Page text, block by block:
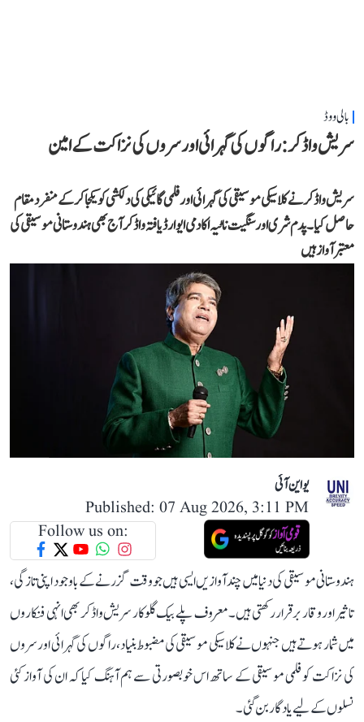
بالی ووڈ
سریش واڈکر: راگوں کی گہرائی اور سروں کی نزاکت کے امین
سریش واڈکر نے کلاسیکی موسیقی کی گہرائی اور فلمی گائیکی کی دلکشی کو یکجا کر کے منفرد مقام
حاصل کیا۔ پدم شری اور سنگیت ناٹیہ اکادمی ایوارڈ یافتہ واڈکر آج بھی ہندوستانی موسیقی کی
معتبر آواز ہیں
یو این آئی
Published: 07 Aug 2026, 3:11 PM
Follow us on:
ہندوستانی موسیقی کی دنیا میں چند آوازیں ایسی ہیں جو وقت گزرنے کے باوجود اپنی تازگی،
تاثیر اور وقار برقرار رکھتی ہیں۔ معروف پلے بیک گلوکار سریش واڈکر بھی انہی فنکاروں
میں شمار ہوتے ہیں جنہوں نے کلاسیکی موسیقی کی مضبوط بنیاد، راگوں کی گہرائی اور سروں
کی نزاکت کو فلمی موسیقی کے ساتھ اس خوبصورتی سے ہم آہنگ کیا کہ ان کی آواز کئی
نسلوں کے لیے یادگار بن گئی۔